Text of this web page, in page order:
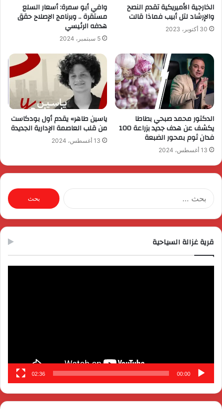
الخارجية الأميريكية تقدم النصح
والإرشاد لتل أبيب فماذا قالت
30 أكتوبر، 2023
وافي أبو سمرة: أسعار السلع
مستقرة .. وبرنامج الإصلاح حقق
هدفه الرئيسي
5 سبتمبر، 2024
الدكتور محمد صبحي بطاطا
يكشف عن هدف جديد بزراعة 100
فدان ثوم بمحور الضبعة
13 أغسطس، 2024
ياسين طاهر» يقدم أول بودكاست
من قلب العاصمة الإدارية الجديدة
13 أغسطس، 2024
البحث
عن:
قرية غزالة السياحية
00:00
02:36